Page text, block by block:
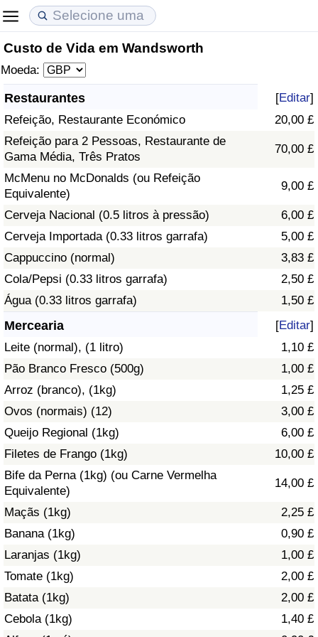
Custo de Vida em Wandsworth
Moeda:
Restaurantes [Editar]
Refeição, Restaurante Económico
20,00 £
Refeição para 2 Pessoas, Restaurante de
Gama Média, Três Pratos
70,00 £
McMenu no McDonalds (ou Refeição
Equivalente)
9,00 £
Cerveja Nacional (0.5 litros à pressão)
6,00 £
Cerveja Importada (0.33 litros garrafa)
5,00 £
Cappuccino (normal)
3,83 £
Cola/Pepsi (0.33 litros garrafa)
2,50 £
Água (0.33 litros garrafa)
1,50 £
Mercearia [Editar]
Leite (normal), (1 litro)
1,10 £
Pão Branco Fresco (500g)
1,00 £
Arroz (branco), (1kg)
1,25 £
Ovos (normais) (12)
3,00 £
Queijo Regional (1kg)
6,00 £
Filetes de Frango (1kg)
10,00 £
Bife da Perna (1kg) (ou Carne Vermelha
Equivalente)
14,00 £
Maçãs (1kg)
2,25 £
Banana (1kg)
0,90 £
Laranjas (1kg)
1,00 £
Tomate (1kg)
2,00 £
Batata (1kg)
2,00 £
Cebola (1kg)
1,40 £
Custo de Vida
Indicador de Custo de Vida
Indicador de Custo de Vida Por País
em Aqaba
Preços de Imóveis
Indicador de Preços de Imóveis
Indicador de Preços de Imóveis por País
Qualidade de Vida
Indicador de Qualidade de Vida (Atual)
Índice de qualidade de vida por país
Crime
Taxa do Indicador de Crime (Atual)
Indicador de Crime
Índice de criminalidade por país
Saúde
Indicador de Saúde (Atual)
Indicador de Saúde
Indicador de Saúde por País
Poluição
Índice de poluição
Indicador de Poluição por País
Trânsito